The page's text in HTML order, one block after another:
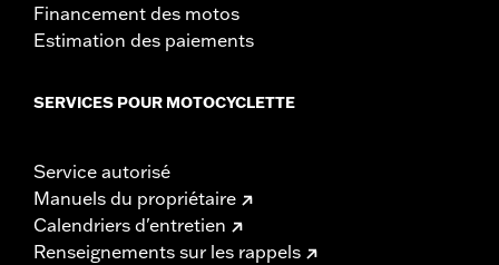
Financement des motos
Estimation des paiements
SERVICES POUR MOTOCYCLETTE
Service autorisé
Manuels du propriétaire
Calendriers d'entretien
Renseignements sur les rappels